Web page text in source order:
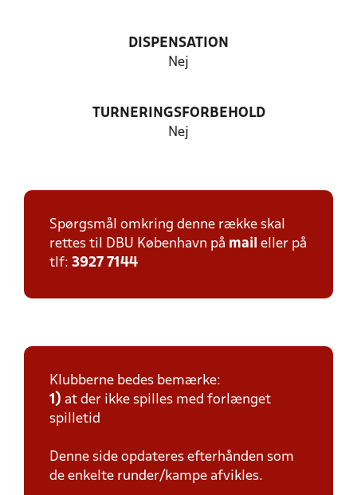
DISPENSATION
Nej
TURNERINGSFORBEHOLD
Nej
Spørgsmål omkring denne række skal
rettes til DBU København på mail eller på
tlf: 3927 7144
Klubberne bedes bemærke:
1) at der ikke spilles med forlænget
spilletid
Denne side opdateres efterhånden som
de enkelte runder/kampe afvikles.